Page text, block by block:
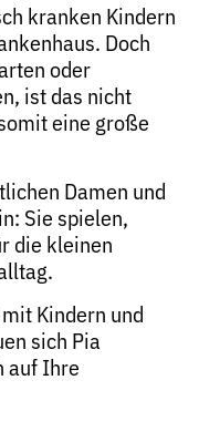
kranken Kindern
Doch
oder
ist das nicht
eine große
Damen und
Sie spielen,
die kleinen
Kindern und
sich Pia
auf Ihre